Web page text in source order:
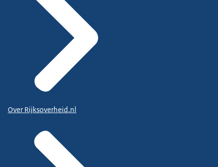
Over Rijksoverheid.nl